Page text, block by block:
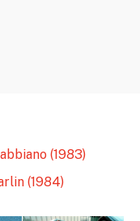
(1983)
(1984)